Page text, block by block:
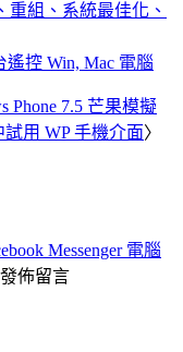
重組、系統最佳化、
控 Win, Mac 電腦
Phone 7.5 芒果模擬
試用 WP 手機介面〉
Messenger 電腦
佈留言